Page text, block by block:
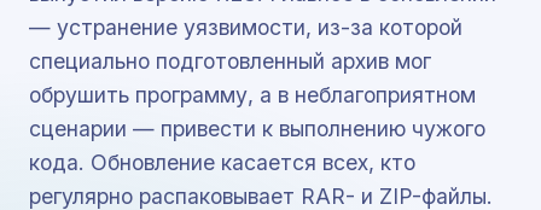
— устранение уязвимости, из-за которой
специально подготовленный архив мог
обрушить программу, а в неблагоприятном
сценарии — привести к выполнению чужого
кода. Обновление касается всех, кто
регулярно распаковывает RAR- и ZIP-файлы.